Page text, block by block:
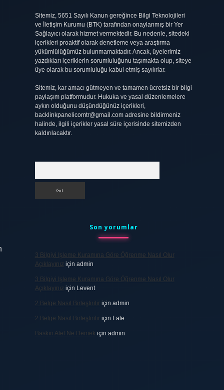
Sitemiz, 5651 Sayılı Kanun gereğince Bilgi Teknolojileri
ve İletişim Kurumu (BTK) tarafından onaylanmış bir Yer
Sağlayıcı olarak hizmet vermektedir. Bu nedenle, sitedeki
içerikleri proaktif olarak denetleme veya araştırma
yükümlülüğümüz bulunmamaktadır. Ancak, üyelerimiz
yazdıkları içeriklerin sorumluluğunu taşımakta olup, siteye
üye olarak bu sorumluluğu kabul etmiş sayılırlar.
Sitemiz, kar amacı gütmeyen ve tamamen ücretsiz bir bilgi
paylaşım platformudur. Hukuka ve yasal düzenlemelere
aykırı olduğunu düşündüğünüz içerikleri,
backlinkpanelicomtr@gmail.comadresine bildirmeniz
halinde, ilgili içerikler yasal süre içerisinde sitemizden
kaldırılacaktır.
Son yorumlar
3 Bilgiyi Işleme Kuramına Göre Öğrenme Nasıl Olur
Açıklayınız için admin
3 Bilgiyi Işleme Kuramına Göre Öğrenme Nasıl Olur
Açıklayınız için Levent
2 Belge Nasıl Birleştiriliriçin admin
2 Belge Nasıl Birleştiriliriçin Lale
Baskın Alel Ne Demek için admin